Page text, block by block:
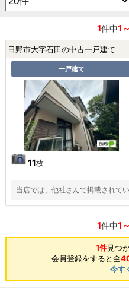
1件中1
日野市大字石田の中古一戸建て
一戸建て
11枚
当店では、他社さんで掲載されて
1件中1
1件見つ
会員登録をすると全
今す